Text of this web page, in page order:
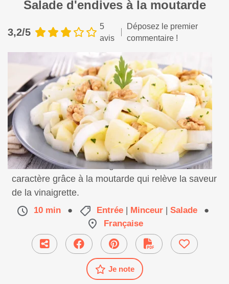
Salade d'endives à la moutarde
3,2/5
5
avis
Déposez le premier
commentaire !
Une salade d'endives légère mais qui a du
caractère grâce à la moutarde qui relève la saveur
de la vinaigrette.
10 min ● Entrée | Minceur | Salade
●
Française
Je note